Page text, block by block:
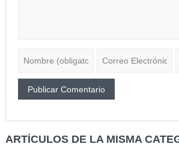
ARTÍCULOS DE LA MISMA